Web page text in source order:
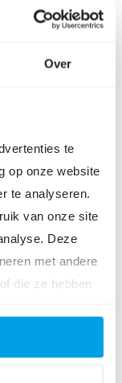
Over
te
op onze website
te analyseren.
van onze site
Deze
met andere
die ze hebben
in